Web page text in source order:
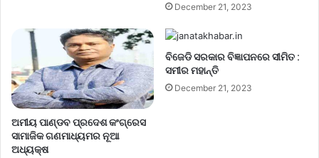
December 21, 2023
ଅମୀୟ ପାଣ୍ଡବ ପ୍ରଦେଶ କଂଗ୍ରେସ
ସାମାଜିକ ଗଣମାଧ୍ୟମର ନୂଆ
ଅଧ୍ୟକ୍ଷ
ବିଜେଡି ସରକାର ବିଜ୍ଞାପନରେ ସୀମିତ :
ସମୀର ମହାନ୍ତି
December 21, 2023